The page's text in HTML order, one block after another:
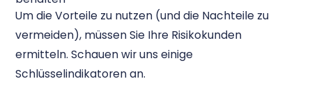
Um die Vorteile zu nutzen (und die Nachteile zu
vermeiden), müssen Sie Ihre Risikokunden
ermitteln. Schauen wir uns einige
Schlüsselindikatoren an.